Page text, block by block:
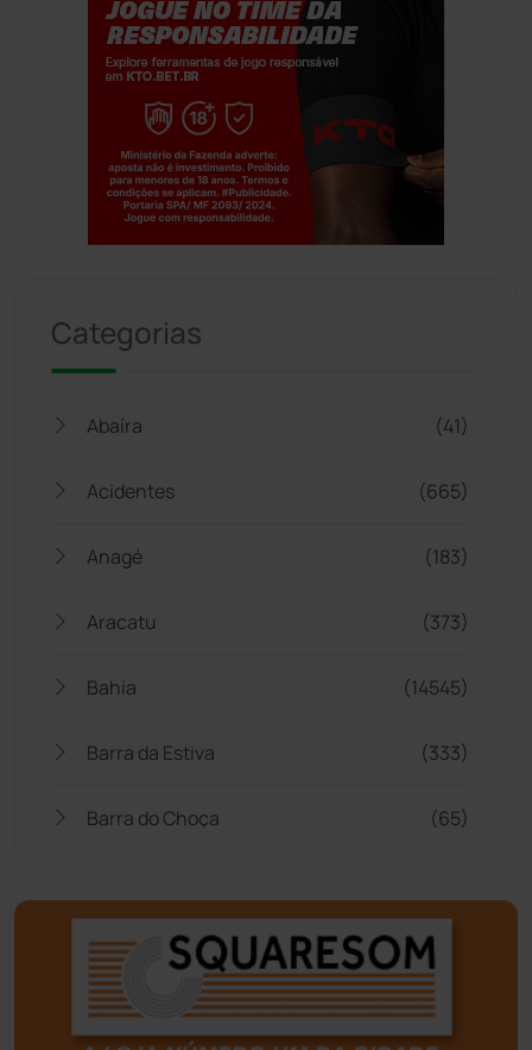
Categorias
Abaíra (41)
Acidentes (665)
Anagé (183)
Aracatu (373)
Bahia (14545)
Barra da Estiva (333)
Barra do Choça (65)
Bom Jesus da Lapa (506)
Boquira (152)